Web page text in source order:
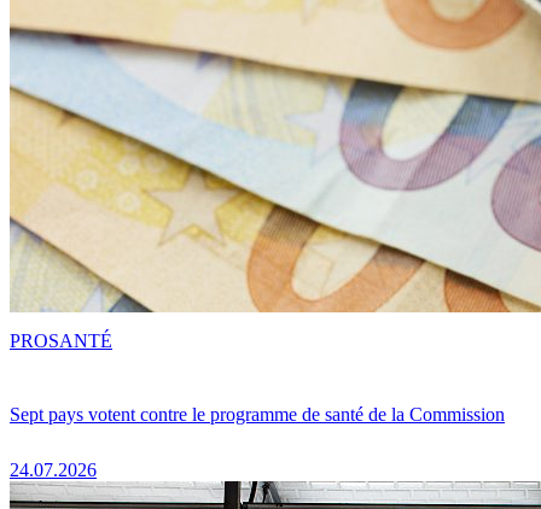
Sept pays votent contre le programme de santé de la Commission
24.07.2026
PROSANTÉ